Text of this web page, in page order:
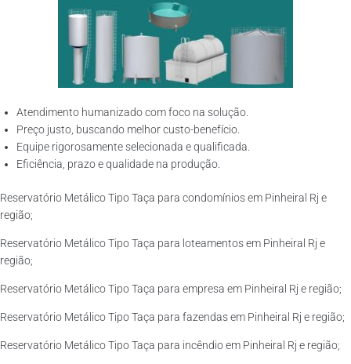
Atendimento humanizado com foco na solução.
Preço justo, buscando melhor custo-benefício.
Equipe rigorosamente selecionada e qualificada.
Eficiência, prazo e qualidade na produção.
Reservatório Metálico Tipo Taça para condomínios em Pinheiral Rj e
região;
Reservatório Metálico Tipo Taça para loteamentos em Pinheiral Rj e
região;
Reservatório Metálico Tipo Taça para empresa em Pinheiral Rj e região;
Reservatório Metálico Tipo Taça para fazendas em Pinheiral Rj e região;
Reservatório Metálico Tipo Taça para incêndio em Pinheiral Rj e região;